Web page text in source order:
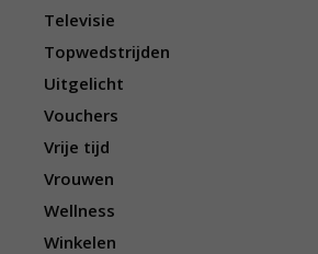
Televisie
Topwedstrijden
Uitgelicht
Vouchers
Vrije tijd
Vrouwen
Wellness
Winkelen